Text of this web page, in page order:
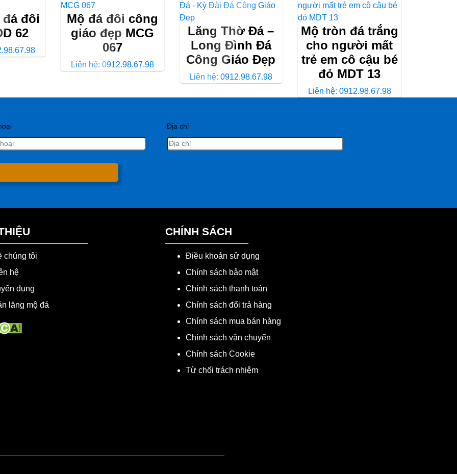
đôi
62
Mộ đá đôi công
giáo đẹp MCG
067
Liên hệ: 0912.98.67.98
Lăng Thờ Đá –
Long Đình Đá
Công Giáo Đẹp
Liên hệ: 0912.98.67.98
Mộ tròn đá trắng
cho người mất
trẻ em cô cậu bé
đỏ MDT 13
Liên hệ: 0912.98.67.98
Địa chỉ
chúng tôi
hệ
dụng
lăng mộ đá
CHÍNH SÁCH
Điều khoản sử dụng
Chính sách bảo mật
Chính sách thanh toán
Chính sách đổi trả hàng
Chính sách mua bán hàng
Chính sách vận chuyển
Chính sách Cookie
Từ chối trách nhiệm